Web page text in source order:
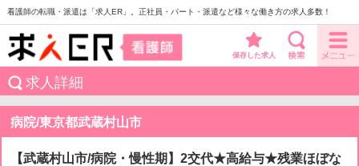
看護師の転職・派遣は「求人ER」。正社員・パート・派遣など様々な働き方の求人多数！
保存した求人
求人詳細
病院/東京都武蔵村山市
【武蔵村山市/病院・慢性期】2交代★高給与★残業ほぼな